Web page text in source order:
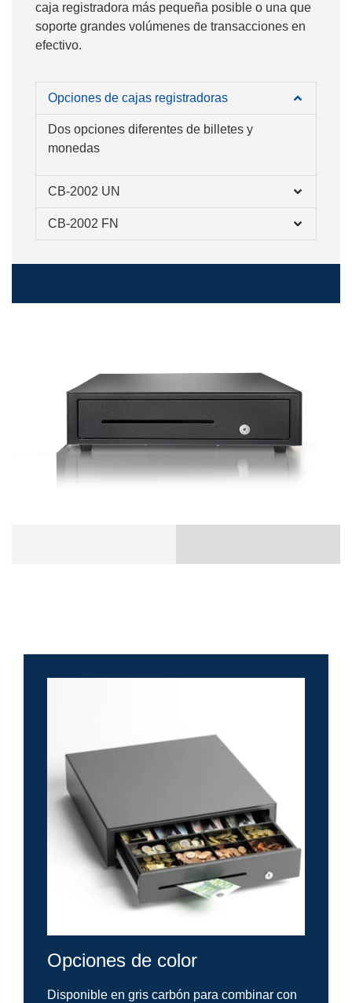
caja registradora más pequeña posible o una que
soporte grandes volúmenes de transacciones en
efectivo.
Opciones de cajas registradoras
Dos opciones diferentes de billetes y
monedas
CB-2002 UN
CB-2002 FN
Opciones de color
Disponible en gris carbón para combinar con